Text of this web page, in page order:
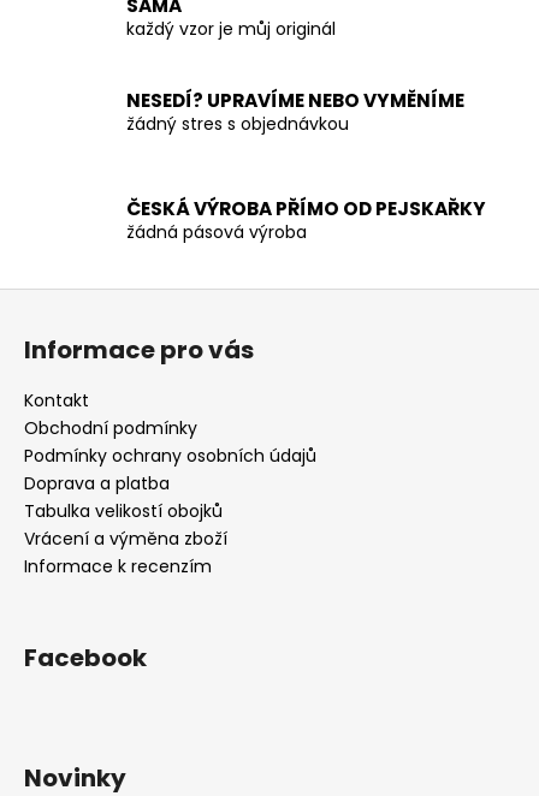
p
v
k
y
p
i
u
každý vzor je můj originál
NESEDÍ? UPRAVÍME NEBO VYMĚNÍME
žádný stres s objednávkou
ČESKÁ VÝROBA PŘÍMO OD PEJSKAŘKY
žádná pásová výroba
Z
Informace pro vás
Kontakt
Obchodní podmínky
Podmínky ochrany osobních údajů
Doprava a platba
Tabulka velikostí obojků
Vrácení a výměna zboží
Informace k recenzím
Facebook
Novinky